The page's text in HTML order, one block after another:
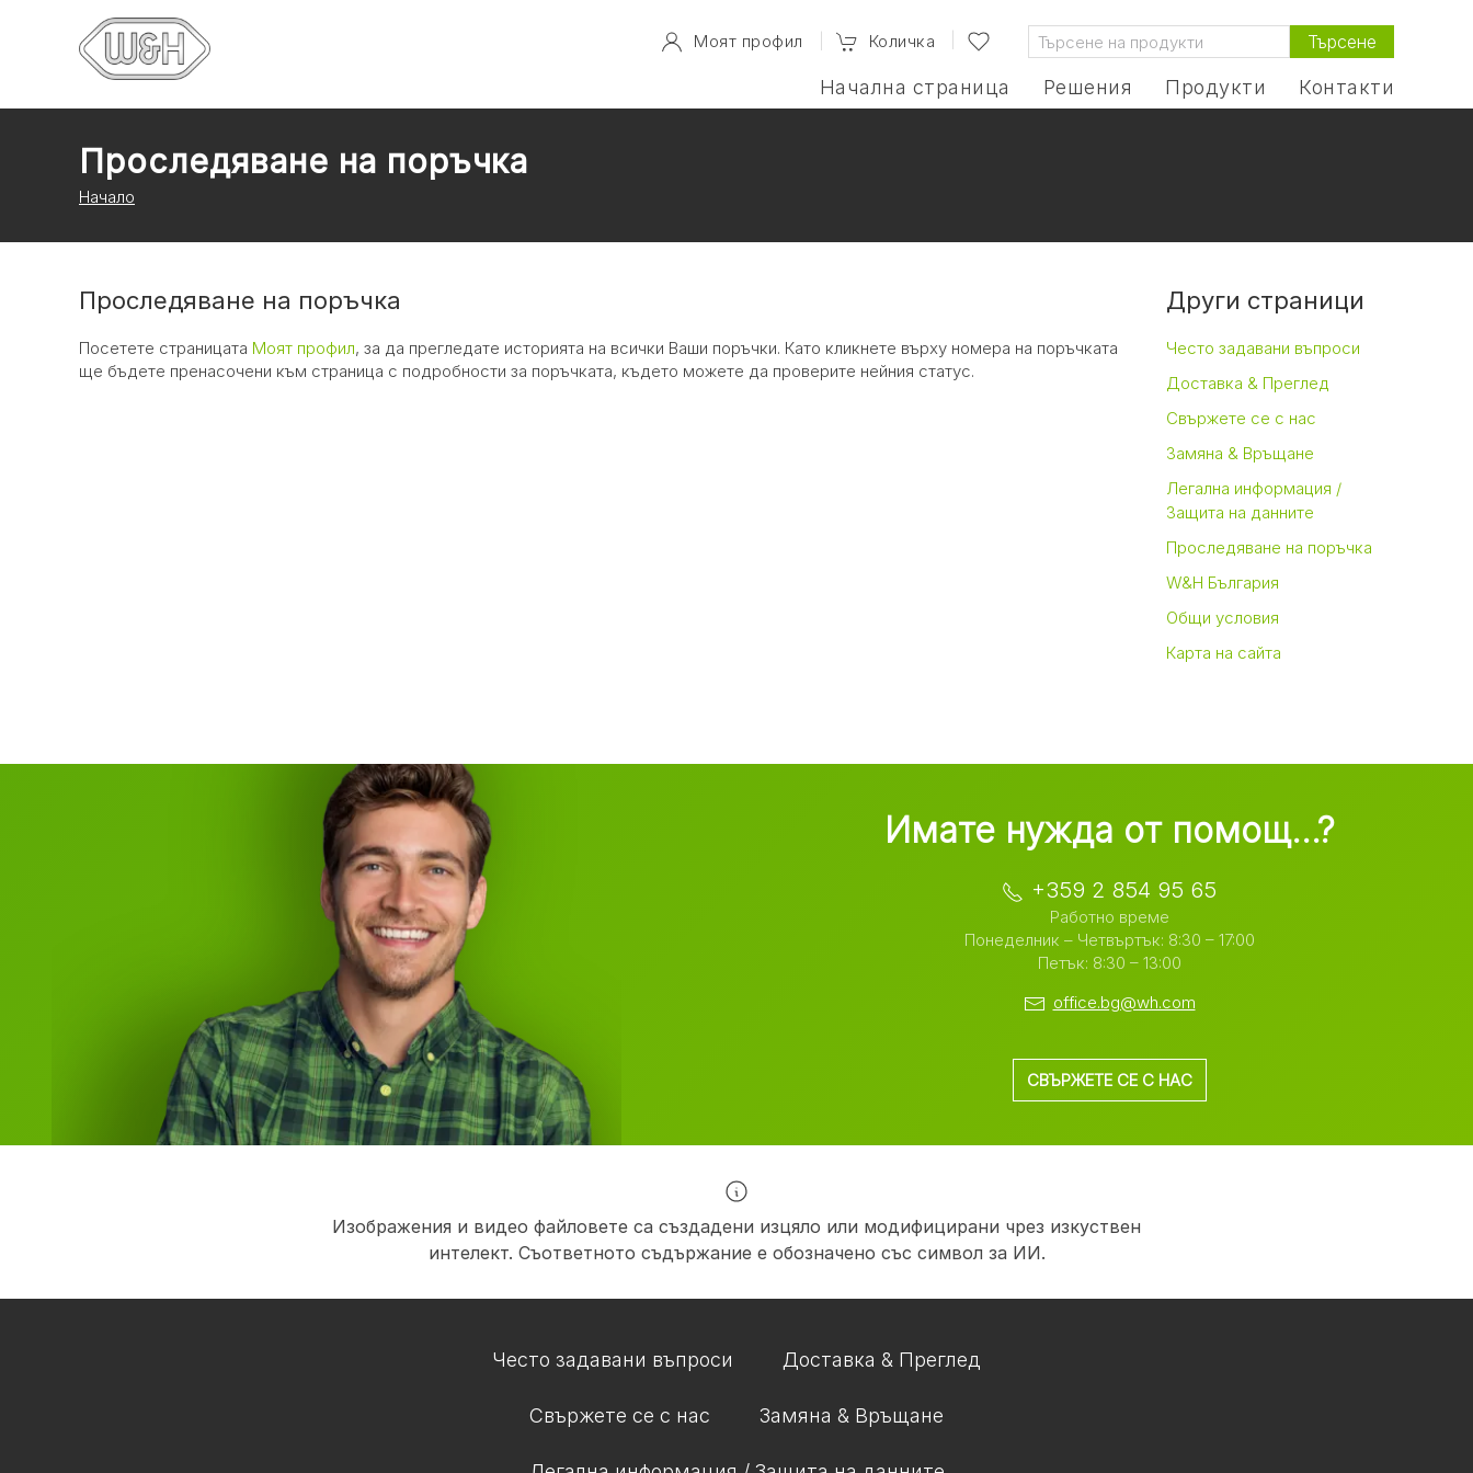
Моят профил Количка Търсене
Начална страница Решения Продукти Контакти
Проследяване на поръчка
Начало
Проследяване на поръчка
Посетете страницата Моят профил, за да прегледате историята на всички Ваши поръчки. Като кликнете върху номера на поръчката
ще бъдете пренасочени към страница с подробности за поръчката, където можете да проверите нейния статус.
Други страници
Често задавани въпроси
Доставка & Преглед
Свържете се с нас
Замяна & Връщане
Легална информация /
Защита на данните
Проследяване на поръчка
W&H България
Общи условия
Карта на сайта
Имате нужда от помощ...?
+359 2 854 95 65
Работно време
Понеделник – Четвъртък: 8:30 – 17:00
Петък: 8:30 – 13:00
office.bg@wh.com
СВЪРЖЕТЕ СЕ С НАС
Изображения и видео файловете са създадени изцяло или модифицирани чрез изкуствен
интелект. Съответното съдържание е обозначено със символ за ИИ.
Често задавани въпроси Доставка & Преглед
Свържете се с нас Замяна & Връщане